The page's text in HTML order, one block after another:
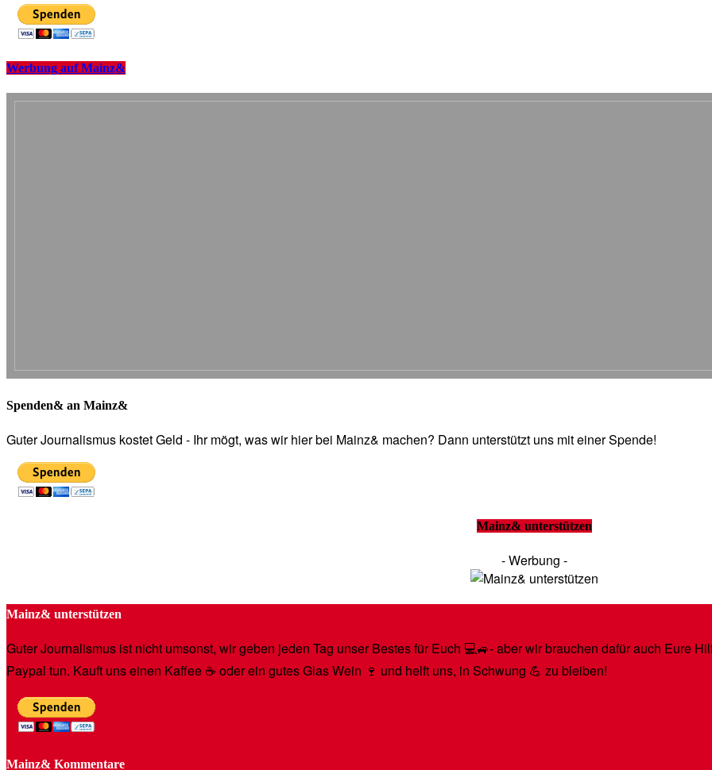
Werbung auf Mainz&
Spenden& an Mainz&
Guter Journalismus kostet Geld - Ihr mögt, was wir hier bei Mainz& machen? Dann unterstützt uns mit einer Spende!
Mainz& unterstützen
- Werbung -
Mainz& unterstützen
Guter Journalismus ist nicht umsonst, wir geben jeden Tag unser Bestes für Euch 💻🚙- aber wir brauchen dafür auch Eure
Paypal tun. Kauft uns einen Kaffee ☕️ oder ein gutes Glas Wein 🍷 und helft uns, in Schwung 💪 zu bleiben!
Mainz& Kommentare